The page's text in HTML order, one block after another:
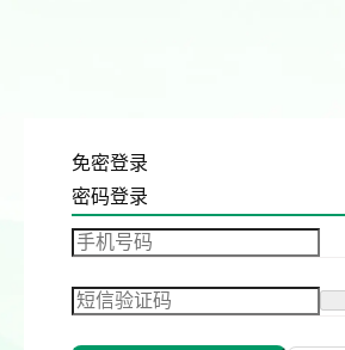
免密登录
密码登录